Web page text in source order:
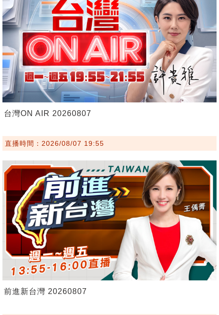
台灣ON AIR 20260807
直播時間：2026/08/07 19:55
前進新台灣 20260807